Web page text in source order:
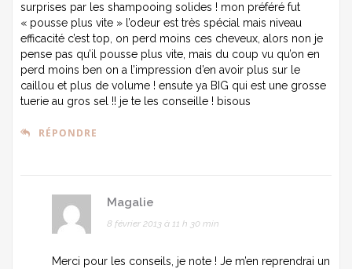
surprises par les shampooing solides ! mon préféré fut
« pousse plus vite » l’odeur est très spécial mais niveau
efficacité c’est top, on perd moins ces cheveux, alors non je
pense pas qu’il pousse plus vite, mais du coup vu qu’on en
perd moins ben on a l’impression d’en avoir plus sur le
caillou et plus de volume ! ensute ya BIG qui est une grosse
tuerie au gros sel !! je te les conseille ! bisous
RÉPONDRE
Magalie
8 février 2013 à 11 h 30 min
Merci pour les conseils, je note ! Je m’en reprendrai un